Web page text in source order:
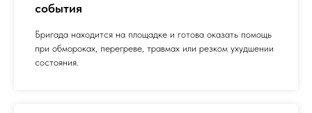
события
Бригада находится на площадке и готова оказать помощь
при обмороках, перегреве, травмах или резком ухудшении
состояния.